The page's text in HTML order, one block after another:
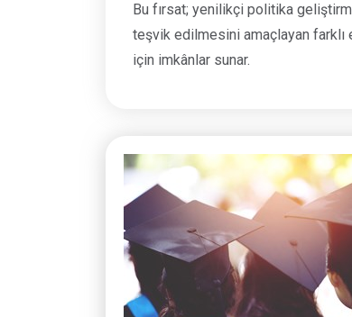
Bu fırsat; yenilikçi politika
teşvik edilmesini amaçlayan farklı
için imkânlar sunar.